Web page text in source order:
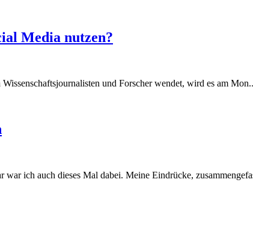
Media nutzen?
und Forscher wendet, wird es am
ich auch dieses Mal dabei. Meine Eindrücke,